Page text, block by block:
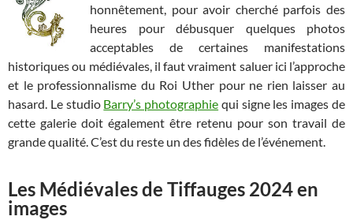
honnêtement, pour avoir cherché parfois des
heures pour débusquer quelques photos
acceptables de certaines manifestations
historiques ou médiévales, il faut vraiment saluer ici l’approche
et le professionnalisme du Roi Uther pour ne rien laisser au
hasard. Le studio Barry’s photographie qui signe les images de
cette galerie doit également être retenu pour son travail de
grande qualité. C’est du reste un des fidèles de l’événement.
Les Médiévales de Tiffauges 2024 en
images